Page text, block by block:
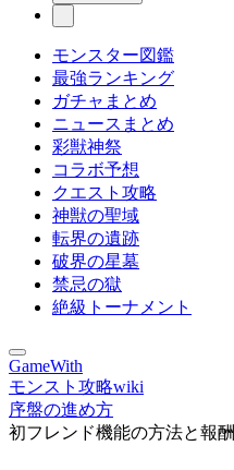
モンスター図鑑
最強ランキング
ガチャまとめ
ニュースまとめ
彩獣神祭
コラボ予想
クエスト攻略
神獣の聖域
転界の遺跡
破界の星墓
禁忌の獄
絶級トーナメント
GameWith
モンスト攻略wiki
序盤の進め方
初フレンド機能の方法と報酬